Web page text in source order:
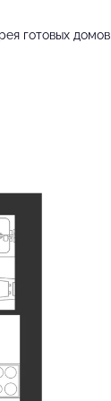
готовых домов